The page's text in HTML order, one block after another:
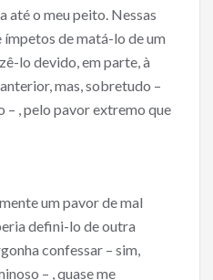
até o meu peito. Nessas
de matá-lo de um
lo devido, em parte, à
mas, sobretudo –
– , pelo pavor extremo que
um pavor de mal
defini-lo de outra
confessar – sim,
– , quase me